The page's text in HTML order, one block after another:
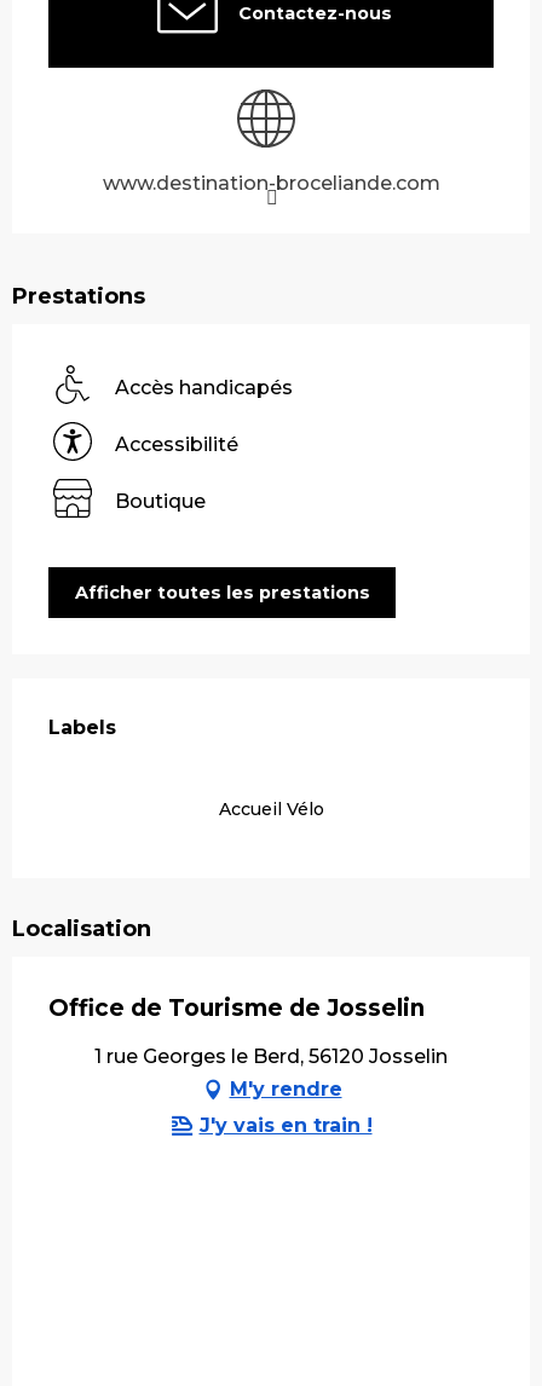
Contactez-nous
www.destination-broceliande.com
Prestations
Accès handicapés
Accessibilité
Boutique
Afficher toutes les prestations
Labels
Labels
Accueil Vélo
Localisation
Office de Tourisme de Josselin
1 rue Georges le Berd, 56120 Josselin
M'y rendre
J'y vais en train !